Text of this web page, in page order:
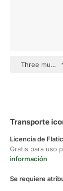
Three
Transporte
Licencia de
Gratis para uso
información
Se requiere